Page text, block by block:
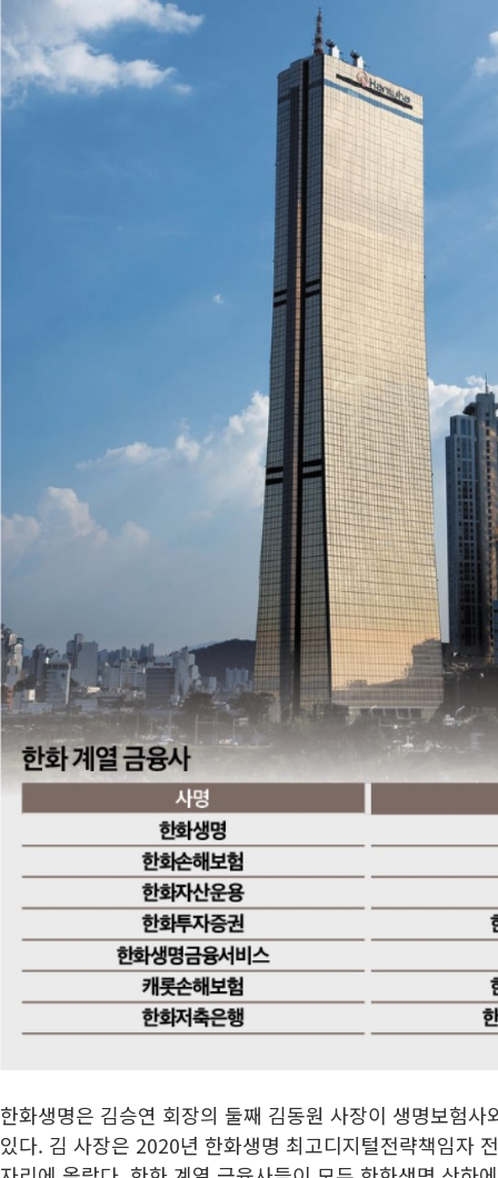
한화생명은 김승연 회장의 둘째 김동원 사장이 생명보험사
있다. 김 사장은 2020년 한화생명 최고디지털전략책임자